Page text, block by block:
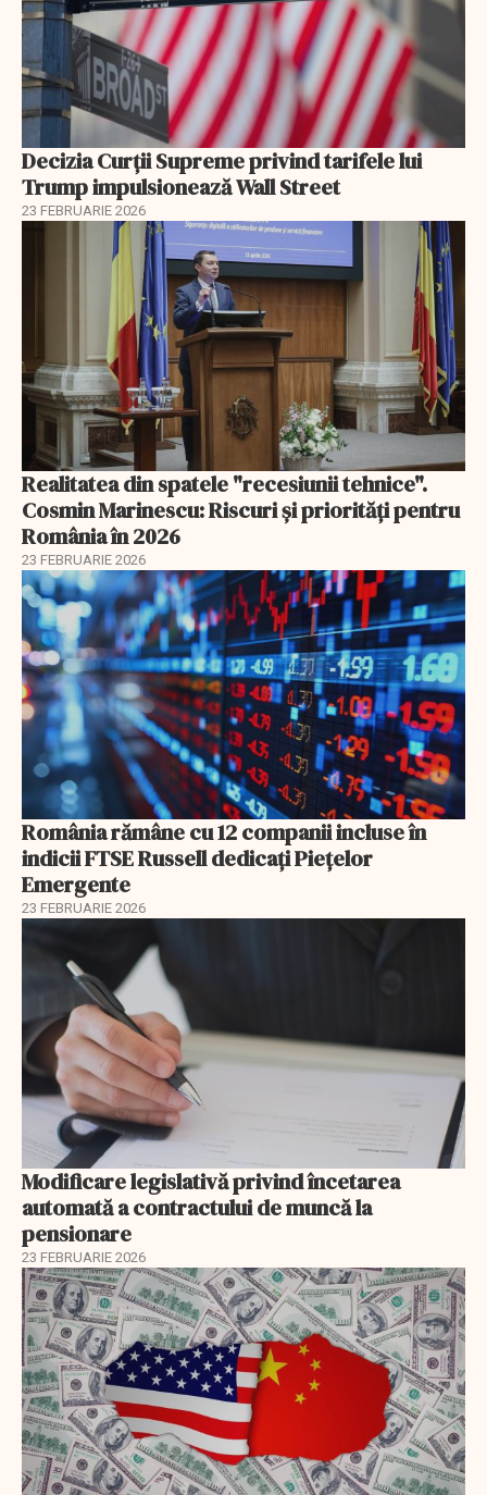
Decizia Curții Supreme privind tarifele lui
Trump impulsionează Wall Street
23 FEBRUARIE 2026
Realitatea din spatele "recesiunii tehnice".
Cosmin Marinescu: Riscuri și priorități pentru
România în 2026
23 FEBRUARIE 2026
România rămâne cu 12 companii incluse în
indicii FTSE Russell dedicați Piețelor
Emergente
23 FEBRUARIE 2026
Modificare legislativă privind încetarea
automată a contractului de muncă la
pensionare
23 FEBRUARIE 2026